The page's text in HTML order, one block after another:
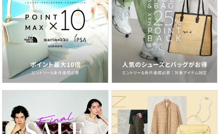
クリーニング
【本体のみ】40℃まで手洗い可 塩素系漂白不可
タンブル乾燥不可 日陰つり干し乾燥 アイロンは
160℃まで 弱いドライクリーニング（石油系）
可 弱いウェットクリーニング可
NZ0534_JKJHGM0302
(JKJHGM0302-4-J NZ0534)